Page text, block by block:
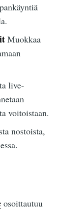
Muokkaa
live-
voitoistaan.
nostoista,
osoittautuu